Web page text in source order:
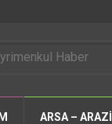
ARSA – ARAZİ